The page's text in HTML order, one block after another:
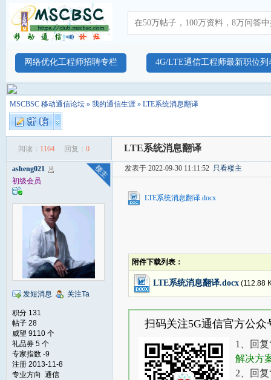
网络优化工程师招聘专栏 4G/LTE通信工程师最新职位列
MSCBSC 移动通信论坛 » 我的通信生涯 » LTE系统消息翻译
阅读： 1164 回复： 0 LTE系统消息翻译
asheng021
初级会员
发短消息 关注Ta
积分 131
帖子 28
威望 9110 个
礼品券 5 个
专家指数 -9
注册 2013-11-8
专业方向 通信
发表于 2022-09-30 11:11:52 只看楼主
LTE系统消息翻译.docx
附件下载列表：
LTE系统消息翻译.docx (112.88
扫码关注5G通信官方公
1、回复
解决方
2、回复